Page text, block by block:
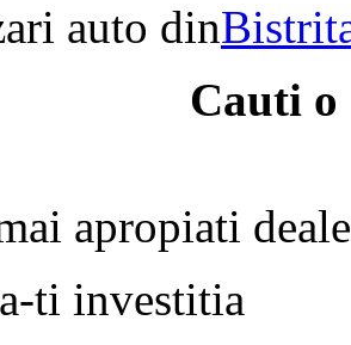
auto din
Cauti o
apropiati
ti investitia